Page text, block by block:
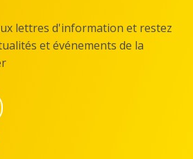
lettres d'information et restez
et événements de la